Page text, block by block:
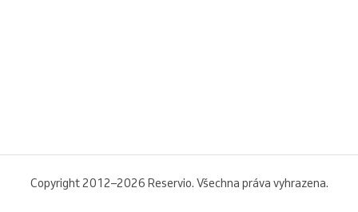
Copyright 2012–2026 Reservio. Všechna práva vyhrazena.